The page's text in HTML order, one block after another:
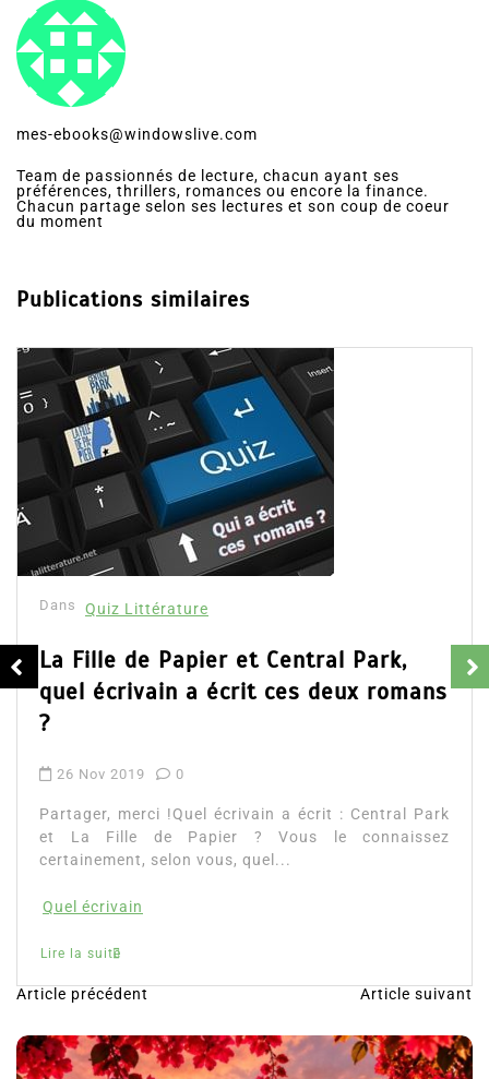
mes-ebooks@windowslive.com
Team de passionnés de lecture, chacun ayant ses
préférences, thrillers, romances ou encore la finance.
Chacun partage selon ses lectures et son coup de coeur
du moment
Publications similaires
Dans Quiz Littérature
La Fille de Papier et Central Park,
quel écrivain a écrit ces deux romans
?
26 Nov 2019 0
Partager, merci !Quel écrivain a écrit : Central Park
et La Fille de Papier ? Vous le connaissez
certainement, selon vous, quel...
Quel écrivain
Lire la suite
N
a
v
Article précédent Article suivant